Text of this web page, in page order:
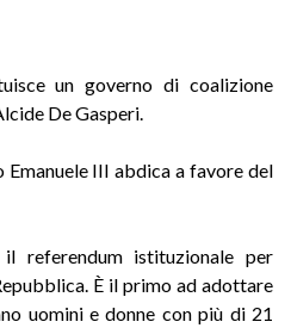
un governo di coalizione
De Gasperi.
Emanuele III abdica a favore del
referendum istituzionale per
È il primo ad adottare
uomini e donne con più di 21